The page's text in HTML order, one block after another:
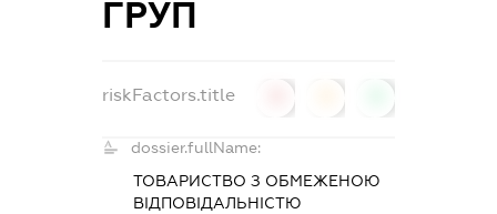
ГРУП
riskFactors.title
dossier.fullName:
ТОВАРИСТВО З ОБМЕЖЕНОЮ
ВІДПОВІДАЛЬНІСТЮ